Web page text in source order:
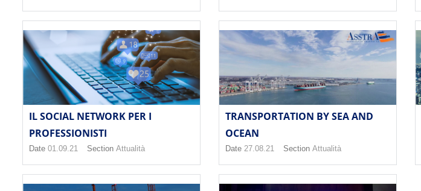
IL SOCIAL NETWORK PER I
PROFESSIONISTI
Date 01.09.21 Section Attualità
TRANSPORTATION BY SEA AND
OCEAN
Date 27.08.21 Section Attualità